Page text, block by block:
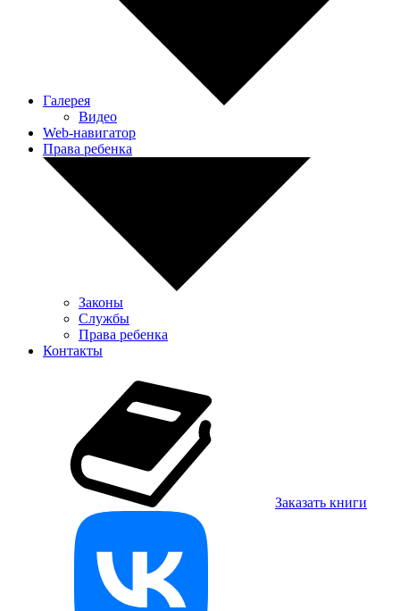
Галерея
Видео
Web-навигатор
Права ребенка
Законы
Службы
Права ребенка
Контакты
Заказать книги